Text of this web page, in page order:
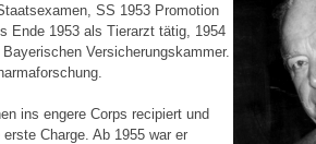
SS 1953 Promotion
Ende 1953 als Tierarzt tätig, 1954
Versicherungskammer.
ins engere Corps recipiert und
Charge. Ab 1955 war er